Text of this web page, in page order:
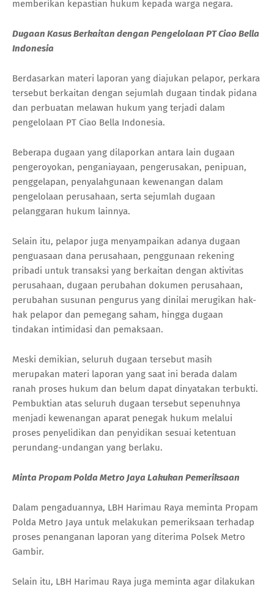
memberikan kepastian hukum kepada warga negara.
Dugaan Kasus Berkaitan dengan Pengelolaan PT Ciao Bella
Indonesia
Berdasarkan materi laporan yang diajukan pelapor, perkara
tersebut berkaitan dengan sejumlah dugaan tindak pidana
dan perbuatan melawan hukum yang terjadi dalam
pengelolaan PT Ciao Bella Indonesia.
Beberapa dugaan yang dilaporkan antara lain dugaan
pengeroyokan, penganiayaan, pengerusakan, penipuan,
penggelapan, penyalahgunaan kewenangan dalam
pengelolaan perusahaan, serta sejumlah dugaan
pelanggaran hukum lainnya.
Selain itu, pelapor juga menyampaikan adanya dugaan
penguasaan dana perusahaan, penggunaan rekening
pribadi untuk transaksi yang berkaitan dengan aktivitas
perusahaan, dugaan perubahan dokumen perusahaan,
perubahan susunan pengurus yang dinilai merugikan hak-
hak pelapor dan pemegang saham, hingga dugaan
tindakan intimidasi dan pemaksaan.
Meski demikian, seluruh dugaan tersebut masih
merupakan materi laporan yang saat ini berada dalam
ranah proses hukum dan belum dapat dinyatakan terbukti.
Pembuktian atas seluruh dugaan tersebut sepenuhnya
menjadi kewenangan aparat penegak hukum melalui
proses penyelidikan dan penyidikan sesuai ketentuan
perundang-undangan yang berlaku.
Minta Propam Polda Metro Jaya Lakukan Pemeriksaan
Dalam pengaduannya, LBH Harimau Raya meminta Propam
Polda Metro Jaya untuk melakukan pemeriksaan terhadap
proses penanganan laporan yang diterima Polsek Metro
Gambir.
Selain itu, LBH Harimau Raya juga meminta agar dilakukan